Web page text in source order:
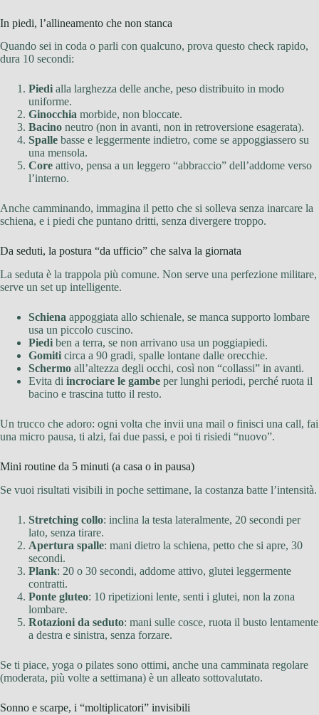
In piedi, l’allineamento che non stanca
Quando sei in coda o parli con qualcuno, prova questo check rapido,
dura 10 secondi:
Piedi alla larghezza delle anche, peso distribuito in modo
uniforme.
Ginocchia morbide, non bloccate.
Bacino neutro (non in avanti, non in retroversione esagerata).
Spalle basse e leggermente indietro, come se appoggiassero su
una mensola.
Core attivo, pensa a un leggero “abbraccio” dell’addome verso
l’interno.
Anche camminando, immagina il petto che si solleva senza inarcare la
schiena, e i piedi che puntano dritti, senza divergere troppo.
Da seduti, la postura “da ufficio” che salva la giornata
La seduta è la trappola più comune. Non serve una perfezione militare,
serve un set up intelligente.
Schiena appoggiata allo schienale, se manca supporto lombare
usa un piccolo cuscino.
Piedi ben a terra, se non arrivano usa un poggiapiedi.
Gomiti circa a 90 gradi, spalle lontane dalle orecchie.
Schermo all’altezza degli occhi, così non “collassi” in avanti.
Evita di incrociare le gambe per lunghi periodi, perché ruota il
bacino e trascina tutto il resto.
Un trucco che adoro: ogni volta che invii una mail o finisci una call, fai
una micro pausa, ti alzi, fai due passi, e poi ti risiedi “nuovo”.
Mini routine da 5 minuti (a casa o in pausa)
Se vuoi risultati visibili in poche settimane, la costanza batte l’intensità.
Stretching collo: inclina la testa lateralmente, 20 secondi per
lato, senza tirare.
Apertura spalle: mani dietro la schiena, petto che si apre, 30
secondi.
Plank: 20 o 30 secondi, addome attivo, glutei leggermente
contratti.
Ponte gluteo: 10 ripetizioni lente, senti i glutei, non la zona
lombare.
Rotazioni da seduto: mani sulle cosce, ruota il busto lentamente
a destra e sinistra, senza forzare.
Se ti piace, yoga o pilates sono ottimi, anche una camminata regolare
(moderata, più volte a settimana) è un alleato sottovalutato.
Sonno e scarpe, i “moltiplicatori” invisibili